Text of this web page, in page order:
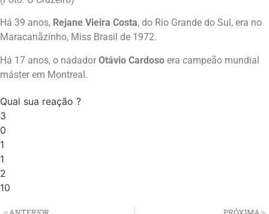
Há 39 anos, Rejane Vieira Costa, do Rio Grande do Sul, era no
Maracanãzinho, Miss Brasil de 1972.
Há 17 anos, o nadador Otávio Cardoso era campeão mundial
máster em Montreal.
Qual sua reação ?
3
0
1
1
2
10
ANTERIOR PRÓXIMA